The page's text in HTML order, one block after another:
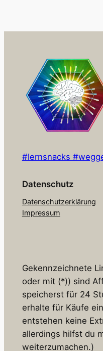
#lernsnacks
Datenschutz
Datenschutzerklärung
Impressum
Gekennzeichnete
oder mit (*)) sind
speicherst für 24
erhalte für Käufe
entstehen keine
allerdings hilfst du
weiterzumachen.)